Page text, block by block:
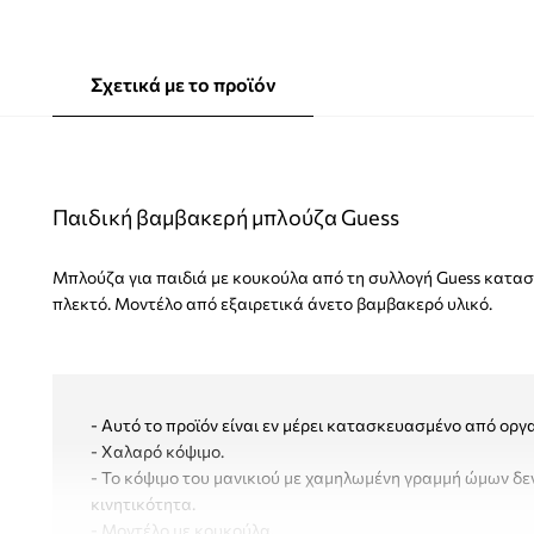
Σχετικά με το προϊόν
Παιδική βαμβακερή μπλούζα Guess
Μπλούζα για παιδιά με κουκούλα από τη συλλογή Guess
πλεκτό. Μοντέλο από εξαιρετικά άνετο βαμβακερό υλικό.
- Αυτό το προϊόν είναι εν μέρει κατασκευασμένο από
- Χαλαρό κόψιμο.
- Το κόψιμο του μανικιού με χαμηλωμένη γραμμή ώμων δεν
κινητικότητα.
- Μοντέλο με κουκούλα.